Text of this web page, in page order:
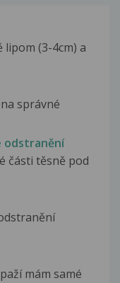
lipom (3-4cm) a
správné
odstranění
části těsně pod
mám samé